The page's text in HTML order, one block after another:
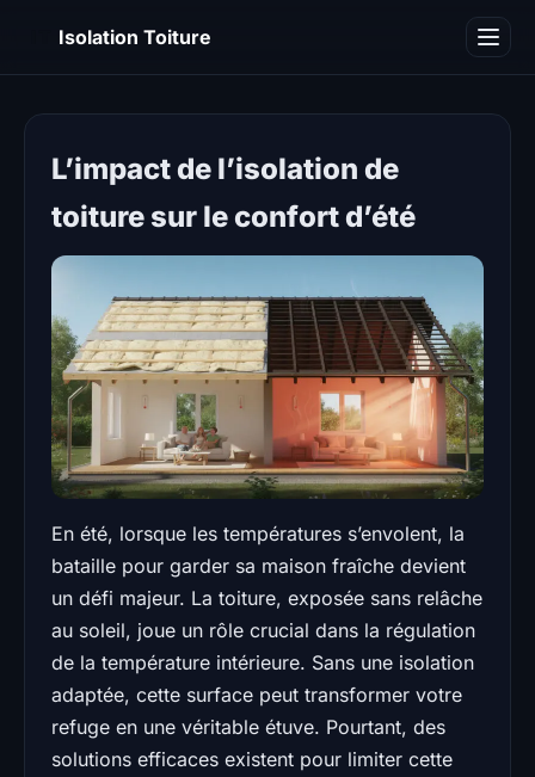
Isolation Toiture
L’impact de l’isolation de
toiture sur le confort d’été
En été, lorsque les températures s’envolent, la
bataille pour garder sa maison fraîche devient
un défi majeur. La toiture, exposée sans relâche
au soleil, joue un rôle crucial dans la régulation
de la température intérieure. Sans une isolation
adaptée, cette surface peut transformer votre
refuge en une véritable étuve. Pourtant, des
solutions efficaces existent pour limiter cette